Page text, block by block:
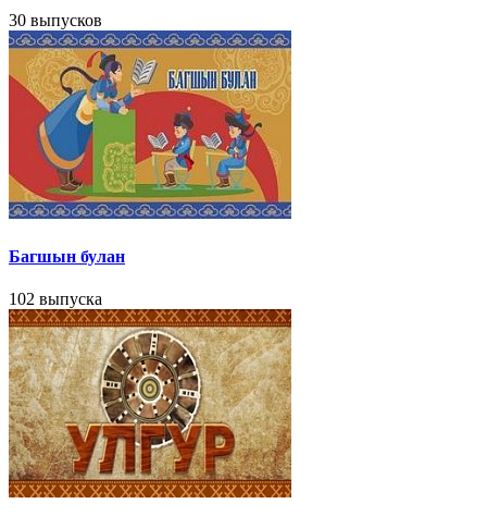
30 выпусков
Багшын булан
102 выпуска